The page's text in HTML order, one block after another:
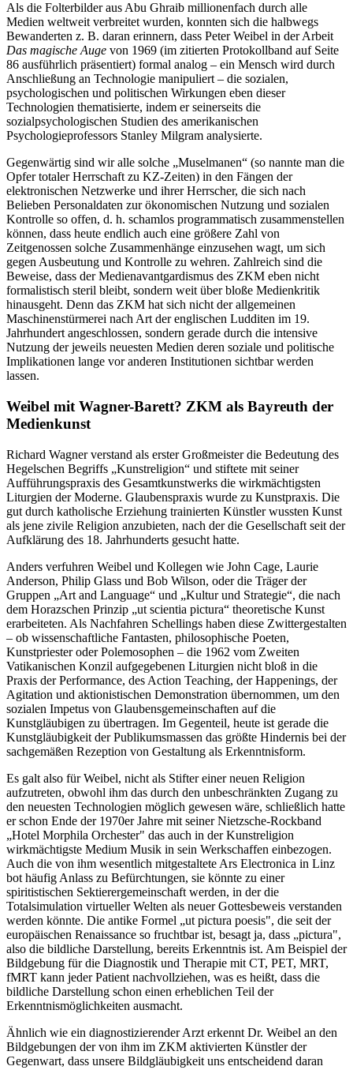
Als die Folterbilder aus Abu Ghraib millionenfach durch alle
Medien weltweit verbreitet wurden, konnten sich die halbwegs
Bewanderten z. B. daran erinnern, dass Peter Weibel in der Arbeit
Das magische Auge von 1969 (im zitierten Protokollband auf Seite
86 ausführlich präsentiert) formal analog – ein Mensch wird durch
Anschließung an Technologie manipuliert – die sozialen,
psychologischen und politischen Wirkungen eben dieser
Technologien thematisierte, indem er seinerseits die
sozialpsychologischen Studien des amerikanischen
Psychologieprofessors Stanley Milgram analysierte.
Gegenwärtig sind wir alle solche „Muselmanen“ (so nannte man die
Opfer totaler Herrschaft zu KZ-Zeiten) in den Fängen der
elektronischen Netzwerke und ihrer Herrscher, die sich nach
Belieben Personaldaten zur ökonomischen Nutzung und sozialen
Kontrolle so offen, d. h. schamlos programmatisch zusammenstellen
können, dass heute endlich auch eine größere Zahl von
Zeitgenossen solche Zusammenhänge einzusehen wagt, um sich
gegen Ausbeutung und Kontrolle zu wehren. Zahlreich sind die
Beweise, dass der Medienavantgardismus des ZKM eben nicht
formalistisch steril bleibt, sondern weit über bloße Medienkritik
hinausgeht. Denn das ZKM hat sich nicht der allgemeinen
Maschinenstürmerei nach Art der englischen Ludditen im 19.
Jahrhundert angeschlossen, sondern gerade durch die intensive
Nutzung der jeweils neuesten Medien deren soziale und politische
Implikationen lange vor anderen Institutionen sichtbar werden
lassen.
Weibel mit Wagner-Barett? ZKM als Bayreuth der
Medienkunst
Richard Wagner verstand als erster Großmeister die Bedeutung des
Hegelschen Begriffs „Kunstreligion“ und stiftete mit seiner
Aufführungspraxis des Gesamtkunstwerks die wirkmächtigsten
Liturgien der Moderne. Glaubenspraxis wurde zu Kunstpraxis. Die
gut durch katholische Erziehung trainierten Künstler wussten Kunst
als jene zivile Religion anzubieten, nach der die Gesellschaft seit der
Aufklärung des 18. Jahrhunderts gesucht hatte.
Anders verfuhren Weibel und Kollegen wie John Cage, Laurie
Anderson, Philip Glass und Bob Wilson, oder die Träger der
Gruppen „Art and Language“ und „Kultur und Strategie“, die nach
dem Horazschen Prinzip „ut scientia pictura“ theoretische Kunst
erarbeiteten. Als Nachfahren Schellings haben diese Zwittergestalten
– ob wissenschaftliche Fantasten, philosophische Poeten,
Kunstpriester oder Polemosophen – die 1962 vom Zweiten
Vatikanischen Konzil aufgegebenen Liturgien nicht bloß in die
Praxis der Performance, des Action Teaching, der Happenings, der
Agitation und aktionistischen Demonstration übernommen, um den
sozialen Impetus von Glaubensgemeinschaften auf die
Kunstgläubigen zu übertragen. Im Gegenteil, heute ist gerade die
Kunstgläubigkeit der Publikumsmassen das größte Hindernis bei der
sachgemäßen Rezeption von Gestaltung als Erkenntnisform.
Es galt also für Weibel, nicht als Stifter einer neuen Religion
aufzutreten, obwohl ihm das durch den unbeschränkten Zugang zu
den neuesten Technologien möglich gewesen wäre, schließlich hatte
er schon Ende der 1970er Jahre mit seiner Nietzsche-Rockband
„Hotel Morphila Orchester" das auch in der Kunstreligion
wirkmächtigste Medium Musik in sein Werkschaffen einbezogen.
Auch die von ihm wesentlich mitgestaltete Ars Electronica in Linz
bot häufig Anlass zu Befürchtungen, sie könnte zu einer
spiritistischen Sektierergemeinschaft werden, in der die
Totalsimulation virtueller Welten als neuer Gottesbeweis verstanden
werden könnte. Die antike Formel „ut pictura poesis", die seit der
europäischen Renaissance so fruchtbar ist, besagt ja, dass „pictura",
also die bildliche Darstellung, bereits Erkenntnis ist. Am Beispiel der
Bildgebung für die Diagnostik und Therapie mit CT, PET, MRT,
fMRT kann jeder Patient nachvollziehen, was es heißt, dass die
bildliche Darstellung schon einen erheblichen Teil der
Erkenntnismöglichkeiten ausmacht.
Ähnlich wie ein diagnostizierender Arzt erkennt Dr. Weibel an den
Bildgebungen der von ihm im ZKM aktivierten Künstler der
Gegenwart, dass unsere Bildgläubigkeit uns entscheidend daran